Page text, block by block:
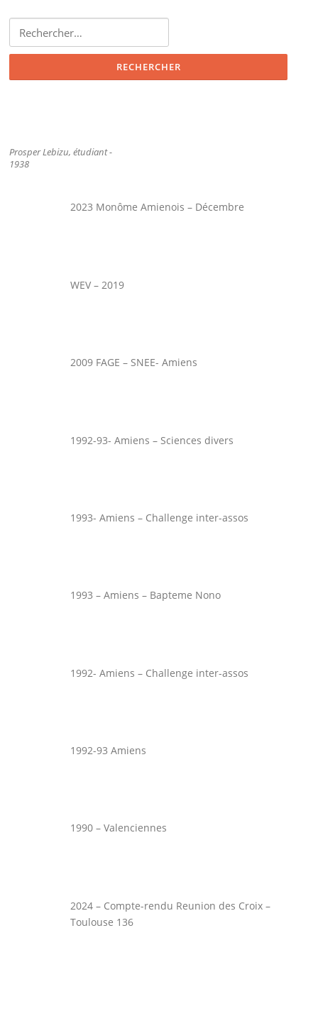
Prosper Lebizu, étudiant -
1938
2023 Monôme Amienois – Décembre
WEV – 2019
2009 FAGE – SNEE- Amiens
1992-93- Amiens – Sciences divers
1993- Amiens – Challenge inter-assos
1993 – Amiens – Bapteme Nono
1992- Amiens – Challenge inter-assos
1992-93 Amiens
1990 – Valenciennes
2024 – Compte-rendu Reunion des Croix –
Toulouse 136